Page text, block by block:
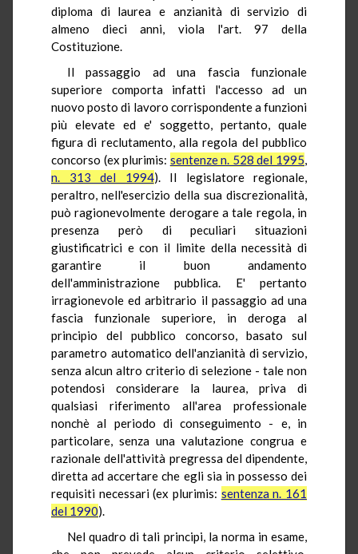
diploma di laurea e anzianità di servizio di
almeno dieci anni, viola l'art. 97 della
Costituzione.
Il passaggio ad una fascia funzionale
superiore comporta infatti l'accesso ad un
nuovo posto di lavoro corrispondente a funzioni
più elevate ed e' soggetto, pertanto, quale
figura di reclutamento, alla regola del pubblico
concorso (ex plurimis: sentenze n. 528 del 1995,
n. 313 del 1994). Il legislatore regionale,
peraltro, nell'esercizio della sua discrezionalità,
può ragionevolmente derogare a tale regola, in
presenza però di peculiari situazioni
giustificatrici e con il limite della necessità di
garantire il buon andamento
dell'amministrazione pubblica. E' pertanto
irragionevole ed arbitrario il passaggio ad una
fascia funzionale superiore, in deroga al
principio del pubblico concorso, basato sul
parametro automatico dell'anzianità di servizio,
senza alcun altro criterio di selezione - tale non
potendosi considerare la laurea, priva di
qualsiasi riferimento all'area professionale
nonchè al periodo di conseguimento - e, in
particolare, senza una valutazione congrua e
razionale dell'attività pregressa del dipendente,
diretta ad accertare che egli sia in possesso dei
requisiti necessari (ex plurimis: sentenza n. 161
del 1990).
Nel quadro di tali principi, la norma in esame,